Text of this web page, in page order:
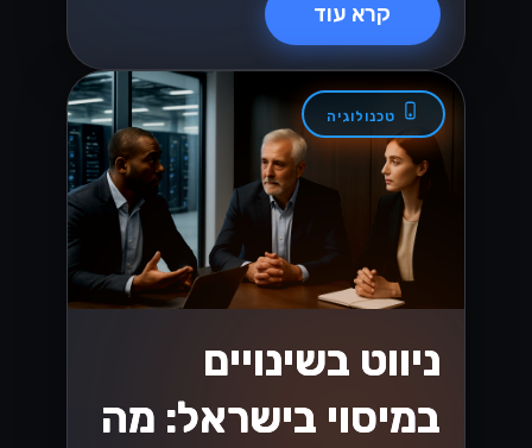
קרא עוד
טכנולוגיה
ניווט בשינויים
במיסוי בישראל: מה